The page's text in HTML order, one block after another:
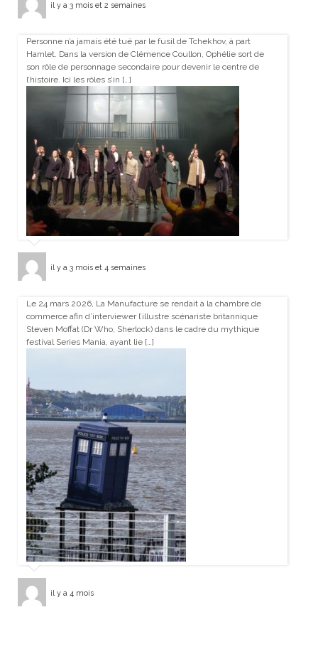
il y a 3 mois et 2 semaines
Personne n’a jamais été tué par le fusil de Tchekhov, à part
Hamlet. Dans la version de Clémence Coullon, Ophélie sort de
son rôle de personnage secondaire pour devenir le centre de
l’histoire. Ici les rôles s’in […]
il y a 3 mois et 4 semaines
Le 24 mars 2026, La Manufacture se rendait à la chambre de
commerce afin d’interviewer l’illustre scénariste britannique
Steven Moffat (Dr Who, Sherlock) dans le cadre du mythique
festival Series Mania, ayant lie […]
il y a 4 mois